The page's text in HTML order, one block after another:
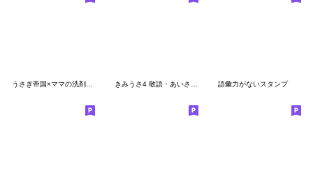
語彙力がないスタンプ